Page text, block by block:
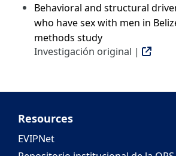
Behavioral and structural
who have sex with men in
methods study
Investigación original |
Resources
EVIPNet